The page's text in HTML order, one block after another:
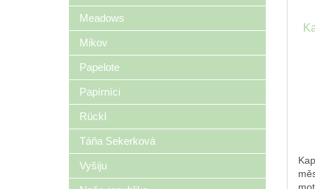
Meadows
Mikov
Papelote
Papírníci
Rückl
Táňa Sekerková
Vyšiju